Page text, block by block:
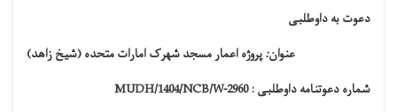
دعوت به داوطلبی
عنوان:پروژه اعمار مسجد شهرک امارات متحده (شیخ زاهد)
شماره دعوتنامه داوطلبی :MUDH/1404/NCB/W-2960